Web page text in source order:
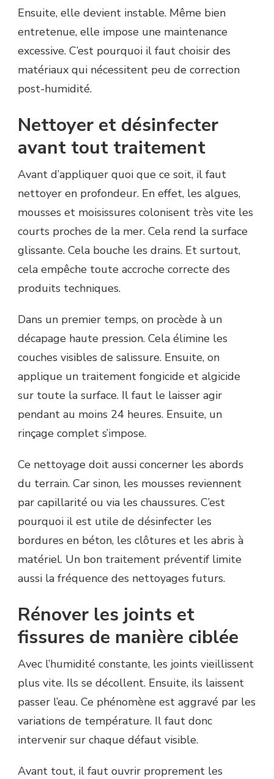
Ensuite, elle devient instable. Même bien
entretenue, elle impose une maintenance
excessive. C’est pourquoi il faut choisir des
matériaux qui nécessitent peu de correction
post-humidité.
Nettoyer et désinfecter
avant tout traitement
Avant d’appliquer quoi que ce soit, il faut
nettoyer en profondeur. En effet, les algues,
mousses et moisissures colonisent très vite les
courts proches de la mer. Cela rend la surface
glissante. Cela bouche les drains. Et surtout,
cela empêche toute accroche correcte des
produits techniques.
Dans un premier temps, on procède à un
décapage haute pression. Cela élimine les
couches visibles de salissure. Ensuite, on
applique un traitement fongicide et algicide
sur toute la surface. Il faut le laisser agir
pendant au moins 24 heures. Ensuite, un
rinçage complet s’impose.
Ce nettoyage doit aussi concerner les abords
du terrain. Car sinon, les mousses reviennent
par capillarité ou via les chaussures. C’est
pourquoi il est utile de désinfecter les
bordures en béton, les clôtures et les abris à
matériel. Un bon traitement préventif limite
aussi la fréquence des nettoyages futurs.
Rénover les joints et
fissures de manière ciblée
Avec l’humidité constante, les joints vieillissent
plus vite. Ils se décollent. Ensuite, ils laissent
passer l’eau. Ce phénomène est aggravé par les
variations de température. Il faut donc
intervenir sur chaque défaut visible.
Avant tout, il faut ouvrir proprement les